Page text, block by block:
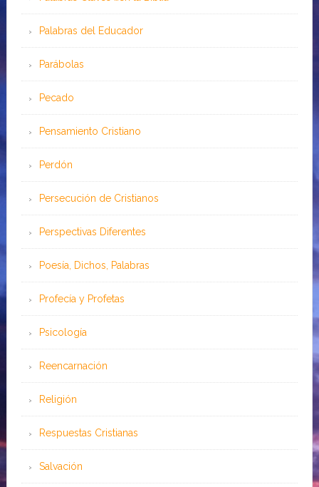
Palabras del Educador
Parábolas
Pecado
Pensamiento Cristiano
Perdón
Persecución de Cristianos
Perspectivas Diferentes
Poesía, Dichos, Palabras
Profecía y Profetas
Psicología
Reencarnación
Religión
Respuestas Cristianas
Salvación